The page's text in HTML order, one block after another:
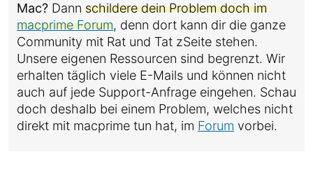
Mac? Dann schildere dein Problem doch im
macprime Forum, denn dort kann dir die ganze
Community mit Rat und Tat zSeite stehen.
Unsere eigenen Ressourcen sind begrenzt. Wir
erhalten täglich viele E-Mails und können nicht
auch auf jede Support-Anfrage eingehen. Schau
doch deshalb bei einem Problem, welches nicht
direkt mit macprime tun hat, im Forum vorbei.